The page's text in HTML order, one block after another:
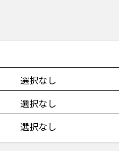
選択なし
選択なし
選択なし